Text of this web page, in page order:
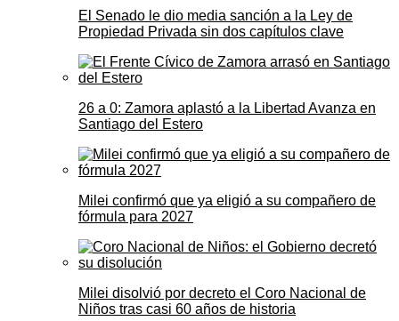
El Senado le dio media sanción a la Ley de
Propiedad Privada sin dos capítulos clave
26 a 0: Zamora aplastó a la Libertad Avanza en
Santiago del Estero
Milei confirmó que ya eligió a su compañero de
fórmula para 2027
Milei disolvió por decreto el Coro Nacional de
Niños tras casi 60 años de historia